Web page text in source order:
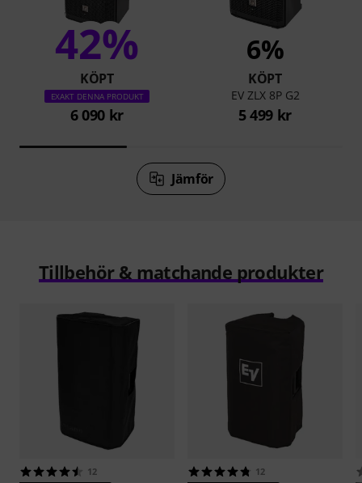
42%
KÖPT
EXAKT DENNA PRODUKT
6 090 kr
6%
KÖPT
EV ZLX 8P G2
5 499 kr
Jämför
Tillbehör & matchande produkter
12 12